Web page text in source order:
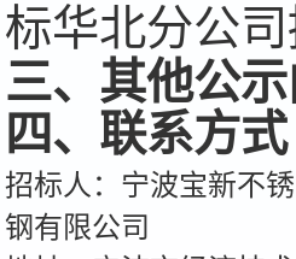
标华北分公
三、其他公
四、联系方式
招标人：宁波宝新不锈
钢有限公司